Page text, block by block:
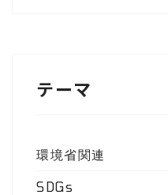
テーマ
環境省関連
SDGs